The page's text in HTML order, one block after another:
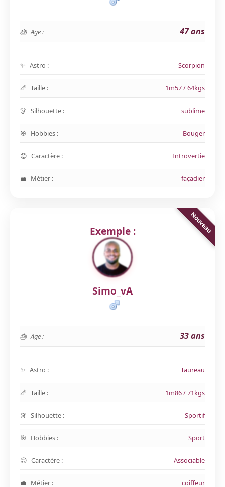
Age : 47 ans
Astro : Scorpion
Taille : 1m57 / 64kgs
Silhouette : sublime
Hobbies : Bouger
Caractère : Introvertie
Métier : façadier
Exemple :
Simo_vA
Age : 33 ans
Astro : Taureau
Taille : 1m86 / 71kgs
Silhouette : Sportif
Hobbies : Sport
Caractère : Associable
Métier : coiffeur